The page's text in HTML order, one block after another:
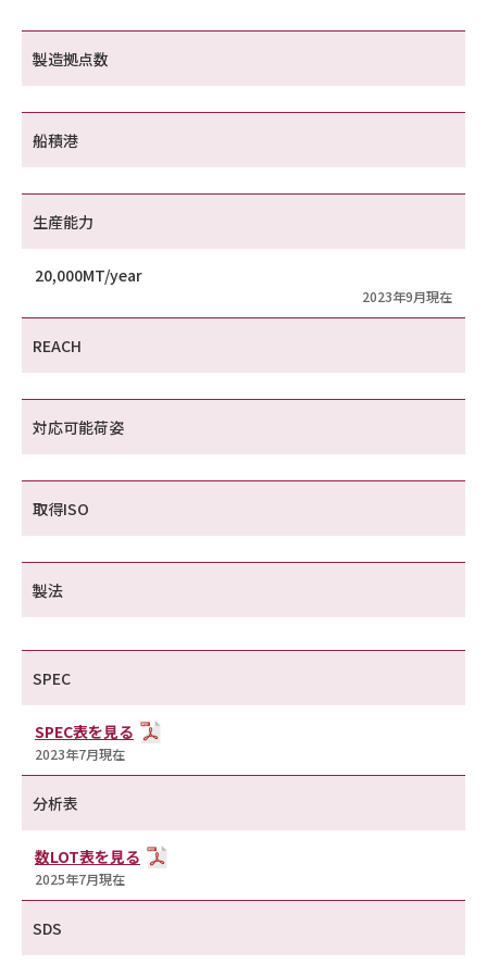
製造拠点数
船積港
生産能力
20,000MT/year
2023年9月現在
REACH
対応可能荷姿
取得ISO
製法
SPEC
SPEC表を見る
2023年7月現在
分析表
数LOT表を見る
2025年7月現在
SDS